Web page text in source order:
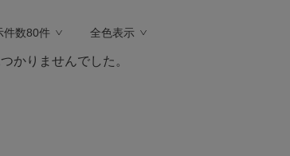
件数80件 全色表示
かりませんでした。